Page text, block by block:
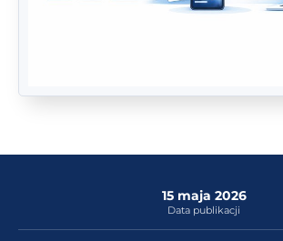
15 maja 2026
Data publikacji